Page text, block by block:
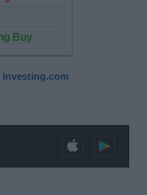
Investing.com